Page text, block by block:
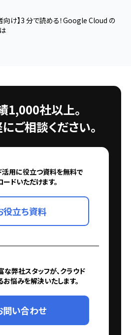
向け】3 分で読める！Google Cloud の
1,000社以上。
ご相談ください。
活用に役立つ資料を無料で
ドいただけます。
役立ち資料
な弊社スタッフが、クラウド
お悩みを解決いたします。
問い合わせ